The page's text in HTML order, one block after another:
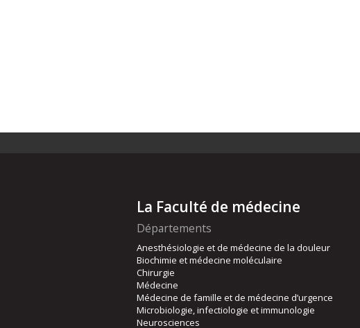
La Faculté de médecine
Départements
Anesthésiologie et de médecine de la douleur
Biochimie et médecine moléculaire
Chirurgie
Médecine
Médecine de famille et de médecine d’urgence
Microbiologie, infectiologie et immunologie
Neurosciences